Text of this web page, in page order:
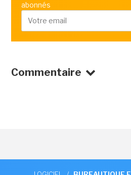
abonnés
Commentaire